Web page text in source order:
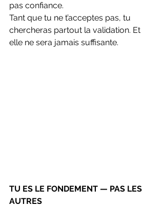
pas confiance.
Tant que tu ne t’acceptes pas, tu
chercheras partout la validation. Et
elle ne sera jamais suffisante.
TU ES LE FONDEMENT — PAS LES
AUTRES